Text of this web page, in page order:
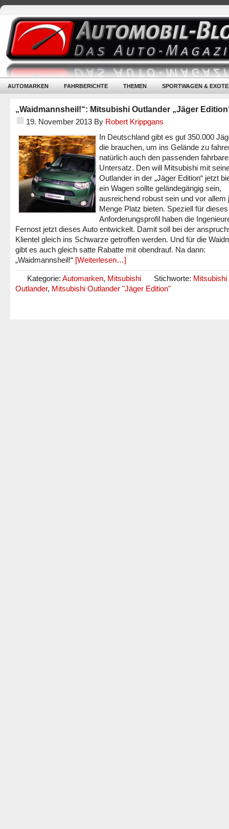
AUTOMARKEN FAHRBERICHTE THEMEN SPORTWAGEN &
„Waidmannsheil!“: Mitsubishi Outlander „Jäger
19. November 2013 By Robert Krippgans
In Deutschland gibt es gut 350.000
die brauchen, um ins Gelände zu
natürlich auch den passenden
Untersatz. Den will Mitsubishi mit
Outlander in der „Jäger Edition“ jetzt
ein Wagen sollte geländegängig sein,
ausreichend robust sein und vor allem
Menge Platz bieten. Speziell für dieses
Anforderungsprofil haben die
Fernost jetzt dieses Auto entwickelt. Damit soll bei der
Klientel gleich ins Schwarze getroffen werden. Und für die
gibt es auch gleich satte Rabatte mit obendrauf. Na dann:
„Waidmannsheil!“ [Weiterlesen…]
Kategorie: Automarken, Mitsubishi Stichworte: Mitsubishi
Outlander, Mitsubishi Outlander "Jäger Edition"